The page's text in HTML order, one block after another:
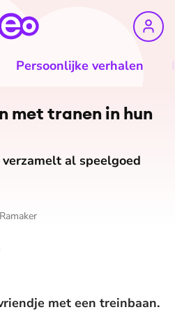
Persoonlijke verhalen
met tranen in hun
al speelgoed
met een treinbaan.